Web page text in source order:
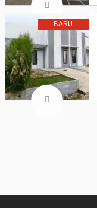
BARU